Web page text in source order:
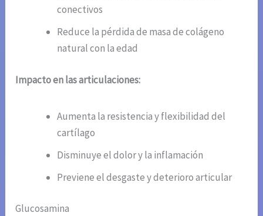
conectivos
Reduce la pérdida de masa de colágeno
natural con la edad
Impacto en las articulaciones:
Aumenta la resistencia y flexibilidad del
cartílago
Disminuye el dolor y la inflamación
Previene el desgaste y deterioro articular
Glucosamina